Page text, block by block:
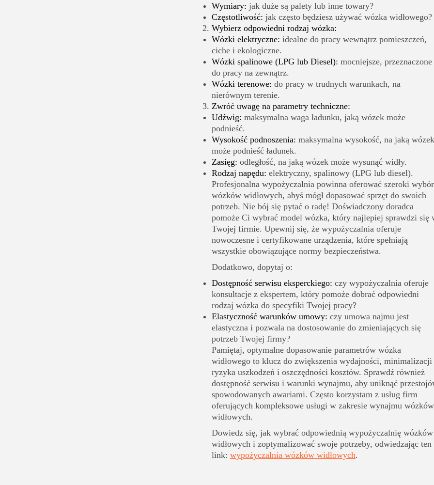
Wymiary: jak duże są palety lub inne towary?
Częstotliwość: jak często będziesz używać wózka widłowego?
Wybierz odpowiedni rodzaj wózka:
Wózki elektryczne: idealne do pracy wewnątrz pomieszczeń,
ciche i ekologiczne.
Wózki spalinowe (LPG lub Diesel): mocniejsze, przeznaczone
do pracy na zewnątrz.
Wózki terenowe: do pracy w trudnych warunkach, na
nierównym terenie.
Zwróć uwagę na parametry techniczne:
Udźwig: maksymalna waga ładunku, jaką wózek może
podnieść.
Wysokość podnoszenia: maksymalna wysokość, na jaką wózek
może podnieść ładunek.
Zasięg: odległość, na jaką wózek może wysunąć widły.
Rodzaj napędu: elektryczny, spalinowy (LPG lub diesel).
Profesjonalna wypożyczalnia powinna oferować szeroki wybór
wózków widłowych, abyś mógł dopasować sprzęt do swoich
potrzeb. Nie bój się pytać o radę! Doświadczony doradca
pomoże Ci wybrać model wózka, który najlepiej sprawdzi się
Twojej firmie. Upewnij się, że wypożyczalnia oferuje
nowoczesne i certyfikowane urządzenia, które spełniają
wszystkie obowiązujące normy bezpieczeństwa.
Dodatkowo, dopytaj o:
Dostępność serwisu eksperckiego: czy wypożyczalnia oferuje
konsultacje z ekspertem, który pomoże dobrać odpowiedni
rodzaj wózka do specyfiki Twojej pracy?
Elastyczność warunków umowy: czy umowa najmu jest
elastyczna i pozwala na dostosowanie do zmieniających się
potrzeb Twojej firmy?
Pamiętaj, optymalne dopasowanie parametrów wózka
widłowego to klucz do zwiększenia wydajności, minimalizacji
ryzyka uszkodzeń i oszczędności kosztów. Sprawdź również
dostępność serwisu i warunki wynajmu, aby uniknąć
spowodowanych awariami. Często korzystam z usług firm
oferujących kompleksowe usługi w zakresie wynajmu wózków
widłowych.
Dowiedz się, jak wybrać odpowiednią wypożyczalnię wózków
widłowych i zoptymalizować swoje potrzeby, odwiedzając ten
link: wypożyczalnia wózków widłowych.